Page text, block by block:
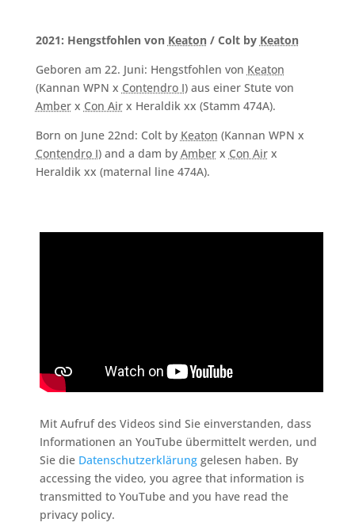
2021: Hengstfohlen von Keaton/ Colt by Keaton
Geboren am 22. Juni: Hengstfohlen von Keaton
(Kannan WPN x Contendro I) aus einer Stute von
Amberx Con Airx Heraldik xx (Stamm 474A).
Born on June 22nd: Colt by Keaton (Kannan WPN x
Contendro I) and a dam by Amberx Con Airx
Heraldik xx (maternal line 474A).
Mit Aufruf des Videos sind Sie einverstanden, dass
Informationen an YouTube übermittelt werden, und
Sie die Datenschutzerklärunggelesen haben. By
accessing the video, you agree that information is
transmitted to YouTube and you have read the
privacy policy.